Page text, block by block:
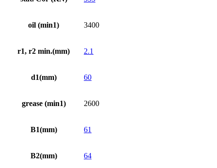
oil (min1) 3400
r1, r2 min.(mm) 2.1
d1(mm) 60
grease (min1) 2600
B1(mm) 61
B2(mm) 64